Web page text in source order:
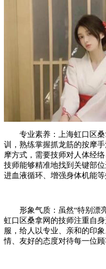
专业素养：上海虹口区桑
训，熟练掌握抓龙筋的按摩
摩方式，需要技师对人体经
技师能够精准地找到关键部
进血液循环、增强身体机能等
形象气质：虽然“特别漂亮
虹口区桑拿网的技师注重自
服，给人以专业、亲和的印
情、友好的态度对待每一位